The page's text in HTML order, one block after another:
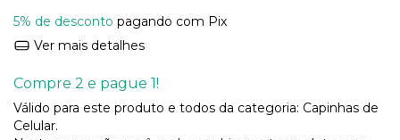
5% de desconto pagando com Pix
Ver mais detalhes
Compre 2 e pague 1!
Válido para este produto e todos da categoria: Capinhas de
Celular.